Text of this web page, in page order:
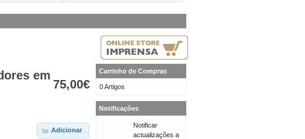
75,00€
em
Adicionar
Carrinho de Compras
0 Artigos
Notificações
Notificar
actualizações a